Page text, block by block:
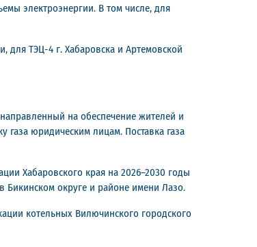
электроэнергии. В том числе, для
для ТЭЦ-4 г. Хабаровска и Артемовской
на обеспечение жителей и
газа юридическим лицам. Поставка газа
Хабаровского края на 2026–2030 годы
Бикинском округе и районе имени Лазо.
котельных Вилючинского городского